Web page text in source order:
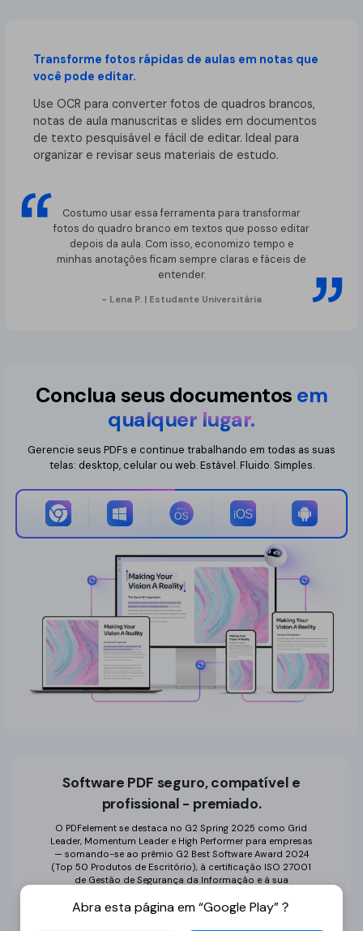
Transforme fotos rápidas de aulas em notas que
você pode editar.
Use OCR para converter fotos de quadros brancos,
notas de aula manuscritas e slides em documentos
de texto pesquisável e fácil de editar. Ideal para
organizar e revisar seus materiais de estudo.
Costumo usar essa ferramenta para transformar
fotos do quadro branco em textos que posso editar
depois da aula. Com isso, economizo tempo e
minhas anotações ficam sempre claras e fáceis de
entender.
- Lena P. | Estudante Universitária
Conclua seus documentos em
qualquer lugar.
Gerencie seus PDFs e continue trabalhando em todas as suas
telas: desktop, celular ou web. Estável. Fluido. Simples.
Software PDF seguro, compatível e
profissional - premiado.
O PDFelement se destaca no G2 Spring 2025 como Grid
Leader, Momentum Leader e High Performer para empresas
— somando-se ao prêmio G2 Best Software Award 2024
(Top 50 Produtos de Escritório), à certificação ISO 27001
de Gestão de Segurança da Informação e à sua
Abra esta página em “Google Play”？